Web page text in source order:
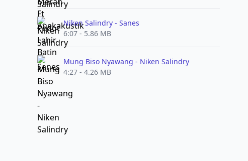
Niken Salindry - Sanes
6:07 - 5.86 MB
Mung Biso Nyawang - Niken Salindry
4:27 - 4.26 MB